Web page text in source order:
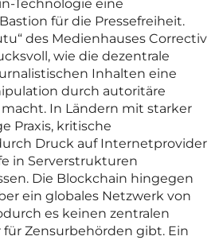
Technologie eine
für die Pressefreiheit.
des Medienhauses Correctiv
wie die dezentrale
Inhalten eine
durch autoritäre
In Ländern mit starker
Praxis, kritische
Druck auf Internetprovider
in Serverstrukturen
Die Blockchain hingegen
ein globales Netzwerk von
es keinen zentralen
Zensurbehörden gibt. Ein